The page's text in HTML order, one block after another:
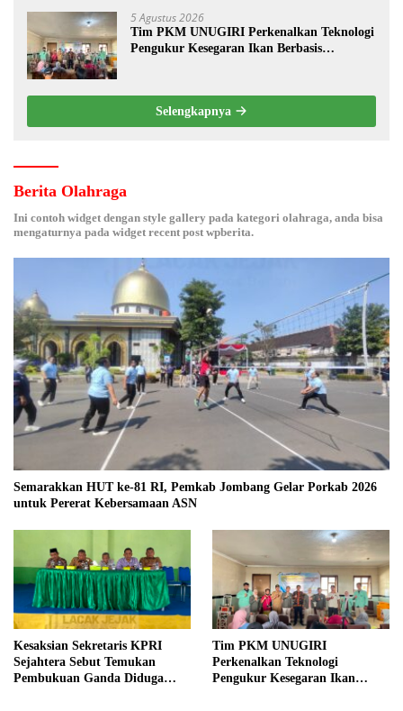
5 Agustus 2026
Tim PKM UNUGIRI Perkenalkan Teknologi
Pengukur Kesegaran Ikan Berbasis
Selengkapnya
Berita Olahraga
Ini contoh widget dengan style gallery pada kategori olahraga, anda bisa
mengaturnya pada widget recent post wpberita.
Semarakkan HUT ke-81 RI, Pemkab Jombang Gelar Porkab 2026
untuk Pererat Kebersamaan ASN
Kesaksian Sekretaris KPRI
Sejahtera Sebut Temukan
Pembukuan Ganda Diduga
Tim PKM UNUGIRI
Perkenalkan Teknologi
Pengukur Kesegaran Ikan